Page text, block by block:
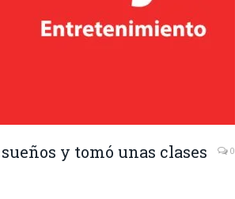
y tomó unas clases
0